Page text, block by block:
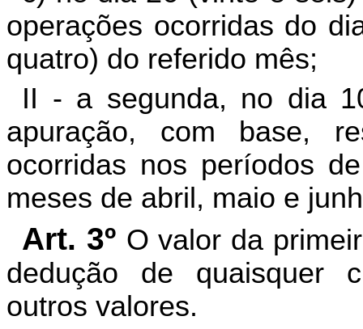
operações ocorridas do
quatro) do referido mês;
II - a segunda, no dia
apuração, com base,
ocorridas nos períodos
meses de abril, maio e
Art. 3º O valor da
dedução de quaisquer
outros valores.